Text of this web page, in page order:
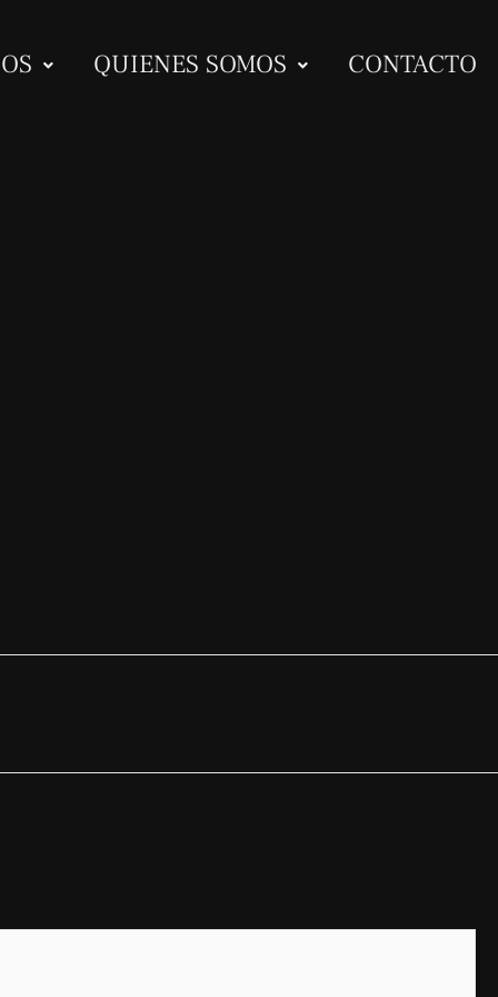
QUIENES SOMOS CONTACTO